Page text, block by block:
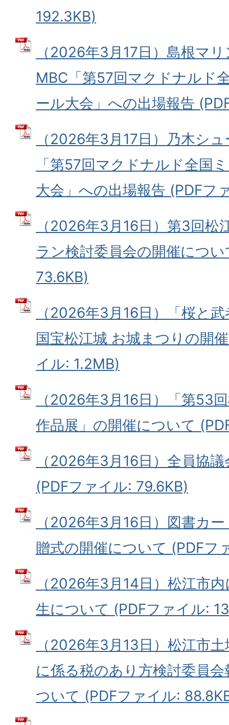
192.3KB)
（2026年3月17日）島根マ
MBC「第57回マクドナルド
ール大会」への出場報告
（2026年3月17日）乃木シ
「第57回マクドナルド全国
大会」への出場報告 (PDFフ
（2026年3月16日）第3回松
ラン検討委員会の開催につ
73.6KB)
（2026年3月16日）「桜と
国宝松江城 お城まつりの開
イル: 1.2MB)
（2026年3月16日）「第53
作品展」の開催について
（2026年3月16日）全員協
(PDFファイル: 79.6KB)
（2026年3月16日）図書カ
贈式の開催について (PDFフ
（2026年3月14日）松江市
生について (PDFファイル:
（2026年3月13日）松江市
に係る税のあり方検討委員
ついて (PDFファイル: